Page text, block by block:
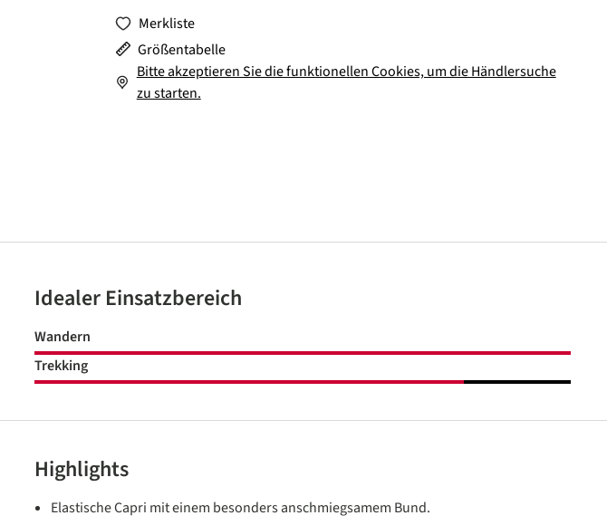
Merkliste
Größentabelle
Bitte akzeptieren Sie die funktionellen Cookies, um die Händlersuche
zu starten.
Idealer Einsatzbereich
Wandern
Trekking
Highlights
Elastische Capri mit einem besonders anschmiegsamem Bund.